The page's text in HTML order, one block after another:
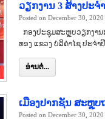
ວຽກງານ 3 ສ້າງປະຈ
Posted on December 30, 2020
ກອງປະຊຸມສະຫຼຸບວຽກງານ
ທອງ ແຂວງ ບໍລິຄຳໄຊ ປະຈຳ
ອ່ານຕໍ່...
ເມືອງປາກຊັນ ສະຫຼຸບ
Posted on December 30, 2020